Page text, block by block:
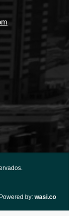
Powered by: wasi.co